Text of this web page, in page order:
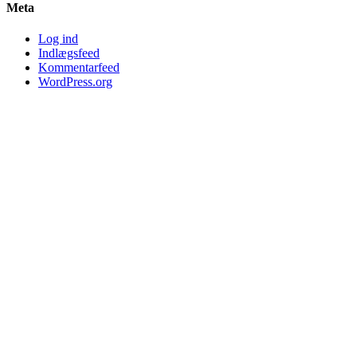
Meta
Log ind
Indlægsfeed
Kommentarfeed
WordPress.org